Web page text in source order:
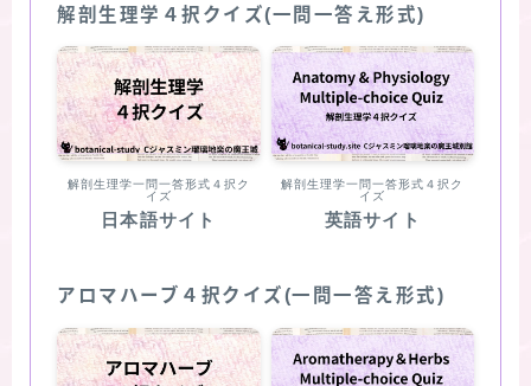
解剖生理学４択クイズ(一問一答え形式)
解剖生理学一問一答形式４択ク
イズ
日本語サイト
解剖生理学一問一答形式４択ク
イズ
英語サイト
アロマハーブ４択クイズ(一問一答え形式)